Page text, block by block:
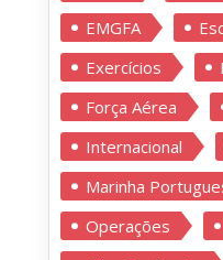
EMGFA
Exercícios
Força Aérea
Internacional
Marinha
Operações